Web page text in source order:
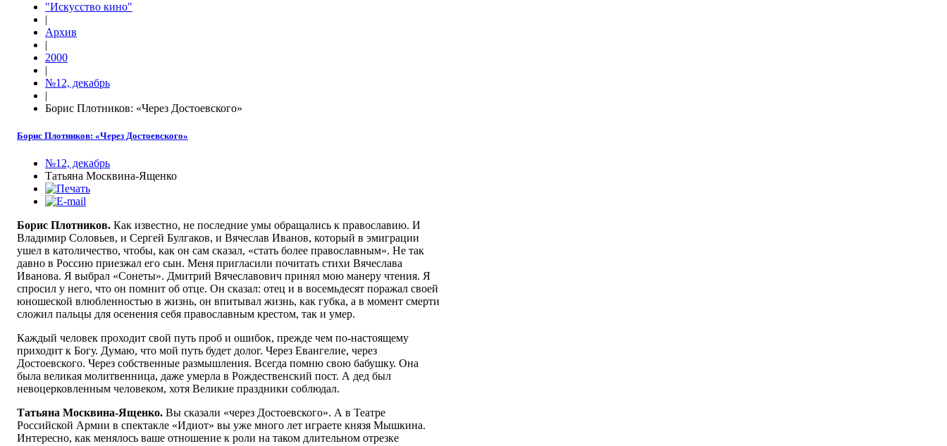
"Искусство кино"
|
Архив
|
2000
|
№12, декабрь
|
Борис Плотников: «Через Достоевского»
Борис Плотников: «Через Достоевского»
№12, декабрь
Татьяна Москвина-Ященко
Борис Плотников. Как известно, не последние умы обращались к православию. И
Владимир Соловьев, и Сергей Булгаков, и Вячеслав Иванов, который в эмиграции
ушел в католичество, чтобы, как он сам сказал, «стать более православным». Не так
давно в Россию приезжал его сын. Меня пригласили почитать стихи Вячеслава
Иванова. Я выбрал «Сонеты». Дмитрий Вячеславович принял мою манеру чтения. Я
спросил у него, что он помнит об отце. Он сказал: отец и в восемьдесят поражал своей
юношеской влюбленностью в жизнь, он впитывал жизнь, как губка, а в момент смерти
сложил пальцы для осенения себя православным крестом, так и умер.
Каждый человек проходит свой путь проб и ошибок, прежде чем по-настоящему
приходит к Богу. Думаю, что мой путь будет долог. Через Евангелие, через
Достоевского. Через собственные размышления. Всегда помню свою бабушку. Она
была великая молитвенница, даже умерла в Рождественский пост. А дед был
невоцерковленным человеком, хотя Великие праздники соблюдал.
Татьяна Москвина-Ященко. Вы сказали «через Достоевского». А в Театре
Российской Армии в спектакле «Идиот» вы уже много лет играете князя Мышкина.
Интересно, как менялось ваше отношение к роли на таком длительном отрезке